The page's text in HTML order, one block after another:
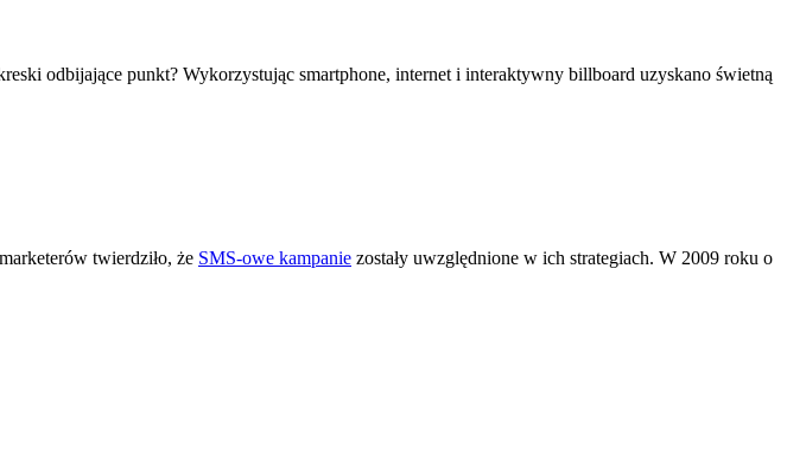
odbijające punkt? Wykorzystując smartphone, internet i interaktywny billboard uzyskano świetną
twierdziło, że SMS-owe kampanie zostały uwzględnione w ich strategiach. W 2009 roku o